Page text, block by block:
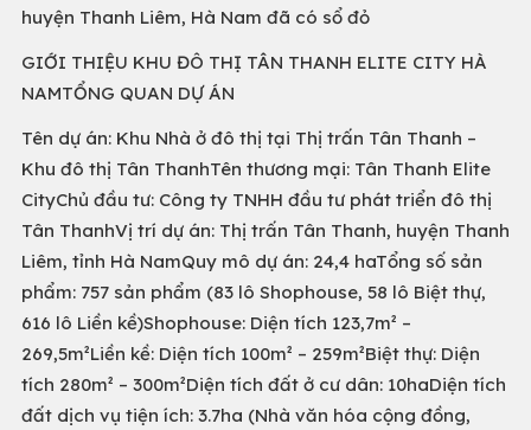
huyện Thanh Liêm, Hà Nam đã có sổ đỏ
GIỚI THIỆU KHU ĐÔ THỊ TÂN THANH ELITE CITY HÀ
NAMTỔNG QUAN DỰ ÁN
Tên dự án: Khu Nhà ở đô thị tại Thị trấn Tân Thanh –
Khu đô thị Tân ThanhTên thương mại: Tân Thanh Elite
CityChủ đầu tư: Công ty TNHH đầu tư phát triển đô thị
Tân ThanhVị trí dự án: Thị trấn Tân Thanh, huyện Thanh
Liêm, tỉnh Hà NamQuy mô dự án: 24,4 haTổng số sản
phẩm: 757 sản phẩm (83 lô Shophouse, 58 lô Biệt thự,
616 lô Liền kề)Shophouse: Diện tích 123,7m² –
269,5m²Liền kề: Diện tích 100m² – 259m²Biệt thự: Diện
tích 280m² – 300m²Diện tích đất ở cư dân: 10haDiện tích
đất dịch vụ tiện ích: 3.7ha (Nhà văn hóa cộng đồng,